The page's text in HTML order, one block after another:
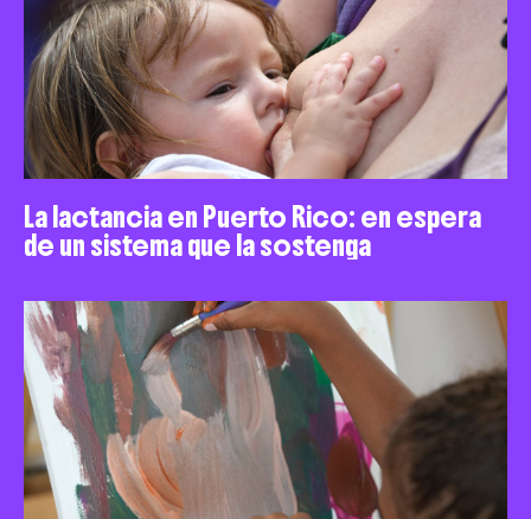
La lactancia en Puerto Rico: en espera
de un sistema que la sostenga